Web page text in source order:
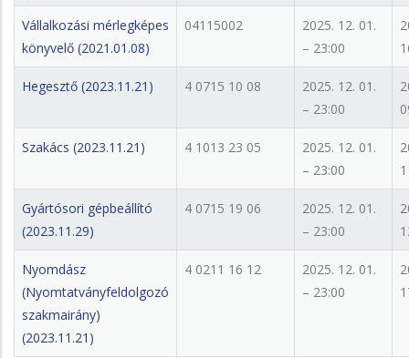
Vállalkozási mérlegképes
könyvelő (2021.01.08)
04115002
2025. 12. 01.
– 23:00
Hegesztő (2023.11.21) 4 0715 10 08
2025. 12. 01.
– 23:00
Szakács (2023.11.21) 4 1013 23 05
2025. 12. 01.
– 23:00
Gyártósori gépbeállító
(2023.11.29)
4 0715 19 06
2025. 12. 01.
– 23:00
Nyomdász
(Nyomtatványfeldolgozó
szakmairány)
(2023.11.21)
4 0211 16 12
2025. 12. 01.
– 23:00